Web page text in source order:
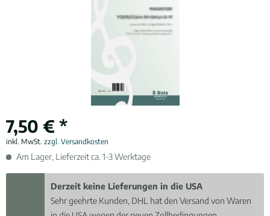
7,50 € *
inkl. MwSt. zzgl. Versandkosten
Am Lager, Lieferzeit ca. 1-3 Werktage
Derzeit keine Lieferungen in die USA
Sehr geehrte Kunden, DHL hat den Versand von Waren